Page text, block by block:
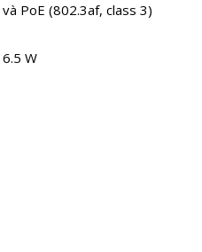
PoE (802.3af, class 3)
W